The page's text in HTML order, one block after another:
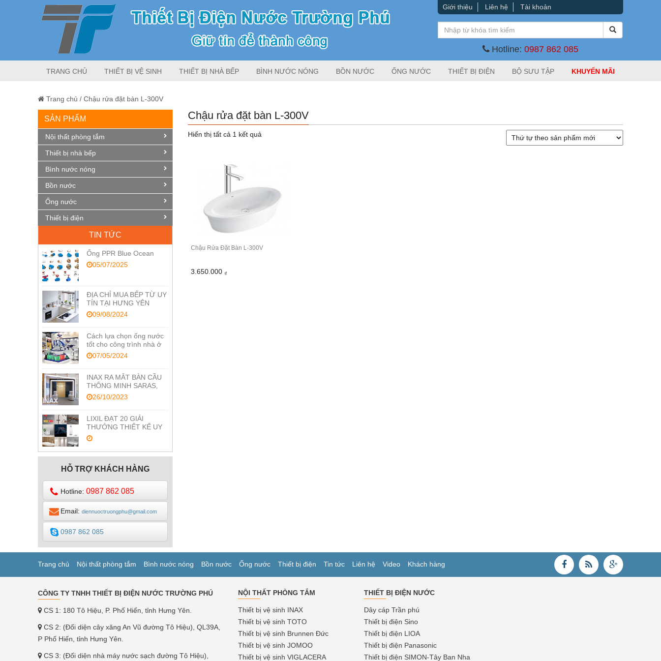
Giới thiệu Liên hệ Tài khoản
Hotline:0987 862 085
TRANG CHỦ THIẾT BỊ VỆ SINH THIẾT BỊ NHÀ BẾP BÌNH NƯỚC NÓNG BỒN NƯỚC ỐNG NƯỚC THIẾT BỊ ĐIỆN BỘ SƯU TẬP KHUYẾN MÃI
Trang chủ / Chậu rửa đặt bàn L-300V
SẢN PHẨM
Nội thất phòng tắm
Thiết bị nhà bếp
Bình nước nóng
Bồn nước
Ống nước
Thiết bị điện
TIN TỨC
Ống PPR Blue Ocean
05/07/2025
ĐỊA CHỈ MUA BẾP TỪ UY
TÍN TẠI HƯNG YÊN
09/08/2024
Cách lựa chọn ống nước
tốt cho công trình nhà ở
07/05/2024
INAX RA MẮT BÀN CẦU
THÔNG MINH SARAS,
TỐI ƯU CÔNG NGHỆ
CHĂM SÓC SỨC KHỎE
26/10/2023
LIXIL ĐẠT 20 GIẢI
THƯỞNG THIẾT KẾ UY
TÍN RED DOT VÀ IF
DESIGN
HỖ TRỢ KHÁCH HÀNG
Hotline: 0987 862 085
Email: diennuoctruongphu@gmail.com
0987 862 085
Chậu rửa đặt bàn L-300V
Hiển thị tất cả 1 kết quả
Chậu Rửa Đặt Bàn L-300V
3.650.000 ₫
Trang chủ Nội thất phòng tắm Bình nước nóng Bồn nước Ống nước Thiết bị điện Tin tức Liên hệ Video Khách hàng
CÔNG TY TNHH THIẾT BỊ ĐIỆN NƯỚC TRƯỜNG PHÚ
CS 1: 180 Tô Hiệu, P. Phố Hiến, tỉnh Hưng Yên.
CS 2: (Đối diện cây xăng An Vũ đường Tô Hiệu), QL39A,
P Phố Hiến, tỉnh Hưng Yên.
CS 3: (Đối diện nhà máy nước sạch đường Tô Hiệu),
NỘI THẤT PHÒNG TẮM
Thiết bị vệ sinh INAX
Thiết bị vệ sinh TOTO
Thiết bị vệ sinh Brunnen Đức
Thiết bị vệ sinh JOMOO
Thiết bị vệ sinh VIGLACERA
THIẾT BỊ ĐIỆN NƯỚC
Dây cáp Trần phú
Thiết bị điện Sino
Thiết bị điện LIOA
Thiết bị điện Panasonic
Thiết bị điện SIMON-Tây Ban Nha